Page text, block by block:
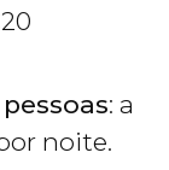
20
: a
noite.